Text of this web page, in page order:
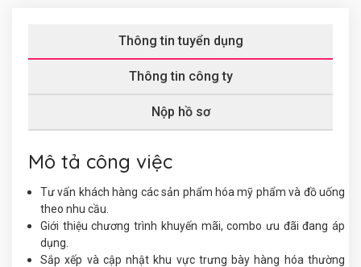
Thông tin tuyển dụng
Thông tin công ty
Nộp hồ sơ
Mô tả công việc
Tư vấn khách hàng các sản phẩm hóa mỹ phẩm và đồ uống
theo nhu cầu.
Giới thiệu chương trình khuyến mãi, combo ưu đãi đang áp
dụng.
Sắp xếp và cập nhật khu vực trưng bày hàng hóa thường